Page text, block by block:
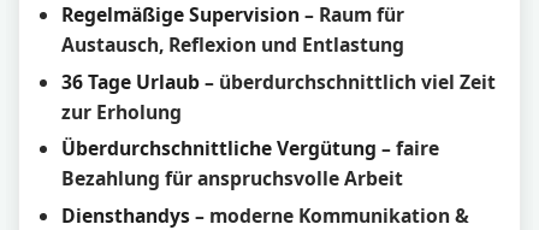
Regelmäßige Supervision– Raum für
Austausch, Reflexion und Entlastung
36 Tage Urlaub– überdurchschnittlich viel Zeit
zur Erholung
Überdurchschnittliche Vergütung – faire
Bezahlung für anspruchsvolle Arbeit
Diensthandys– moderne Kommunikation &